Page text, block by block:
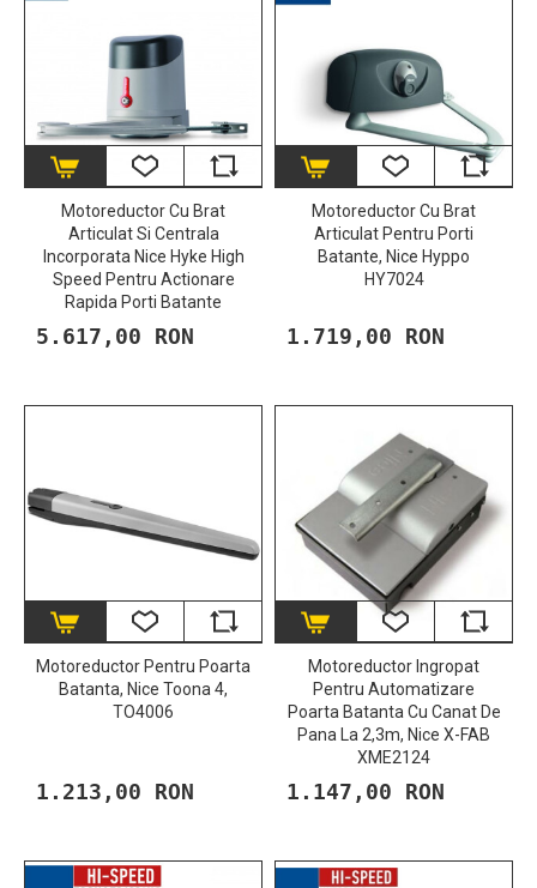
​Motoreductor Cu Brat
Articulat Si Centrala
Incorporata Nice Hyke High
Speed Pentru Actionare
Rapida Porti Batante
5.617,00 RON
Motoreductor Cu Brat
Articulat Pentru Porti
Batante, Nice Hyppo
HY7024
1.719,00 RON
Motoreductor Pentru Poarta
Batanta, Nice Toona 4,
TO4006
1.213,00 RON
Motoreductor Ingropat
Pentru Automatizare
Poarta Batanta Cu Canat De
Pana La 2,3m, Nice X-FAB
XME2124
1.147,00 RON